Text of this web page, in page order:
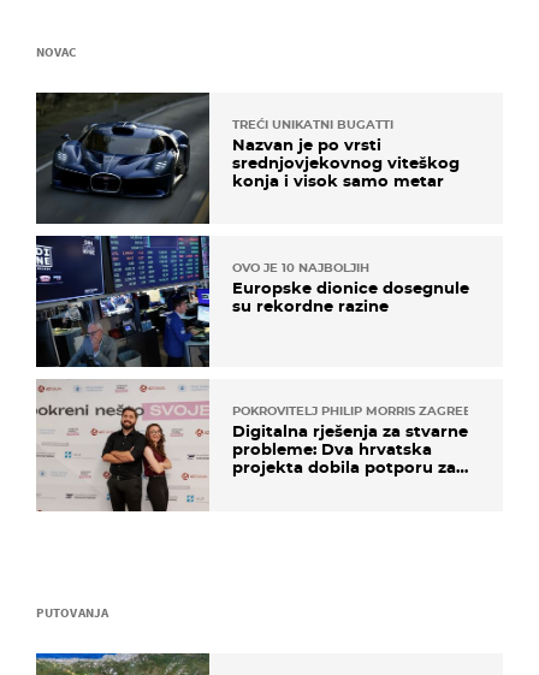
PUTOVANJA
NOVAC
TREĆI UNIKATNI BUGATTI
Nazvan je po vrsti
srednjovjekovnog viteškog
konja i visok samo metar
OVO JE 10 NAJBOLJIH
Europske dionice dosegnule
su rekordne razine
POKROVITELJ PHILIP MORRIS ZAGREB
Digitalna rješenja za stvarne
probleme: Dva hrvatska
projekta dobila potporu za